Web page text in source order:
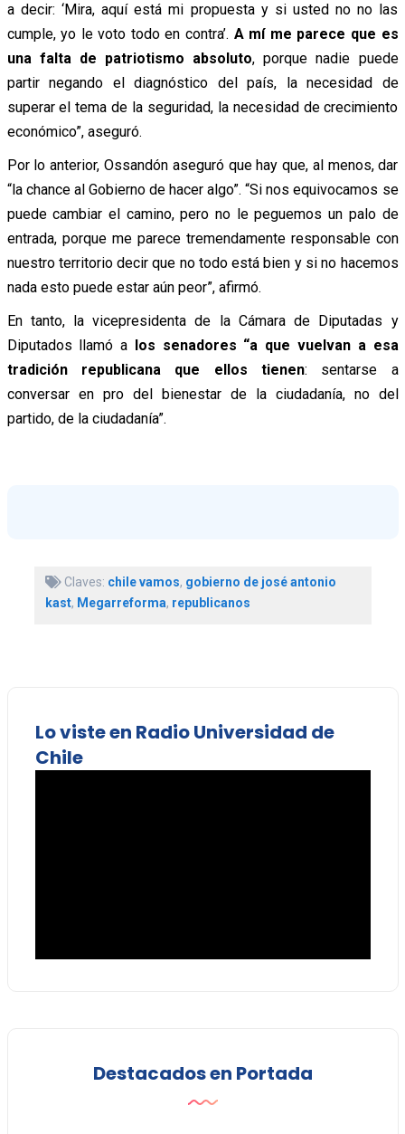
a decir: ‘Mira, aquí está mi propuesta y si usted no no las
cumple, yo le voto todo en contra’. A mí me parece que es
una falta de patriotismo absoluto, porque nadie puede
partir negando el diagnóstico del país, la necesidad de
superar el tema de la seguridad, la necesidad de crecimiento
económico”, aseguró.
Por lo anterior, Ossandón aseguró que hay que, al menos, dar
“la chance al Gobierno de hacer algo”. “Si nos equivocamos se
puede cambiar el camino, pero no le peguemos un palo de
entrada, porque me parece tremendamente responsable con
nuestro territorio decir que no todo está bien y si no hacemos
nada esto puede estar aún peor”, afirmó.
En tanto, la vicepresidenta de la Cámara de Diputadas y
Diputados llamó a los senadores “a que vuelvan a esa
tradición republicana que ellos tienen: sentarse a
conversar en pro del bienestar de la ciudadanía, no del
partido, de la ciudadanía”.
Claves: chile vamos, gobierno de josé antonio
kast, Megarreforma, republicanos
Lo viste en Radio Universidad de
Chile
Destacados en Portada